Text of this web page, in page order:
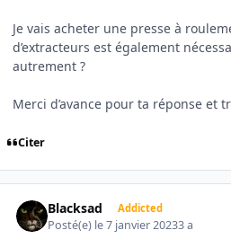
Je vais acheter une presse à
d’extracteurs est également
autrement ?
Merci d’avance pour ta réponse et
Citer
Blacksad Addicted
Posté(e) le 7 janvier 20233 a